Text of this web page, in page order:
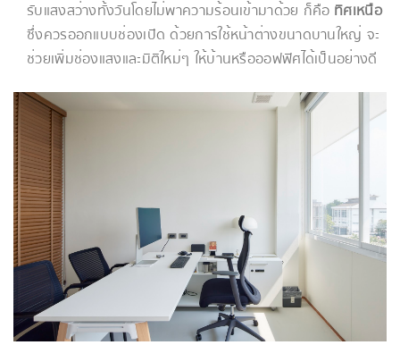
รับแสงสว่างทั้งวันโดยไม่พาความร้อนเข้ามาด้วย ก็คือ ทิศเหนือ
ซึ่งควรออกแบบช่องเปิด ด้วยการใช้หน้าต่างขนาดบานใหญ่ จะ
ช่วยเพิ่มช่องแสงและมิติใหม่ๆ ให้บ้านหรือออฟฟิศได้เป็นอย่างดี